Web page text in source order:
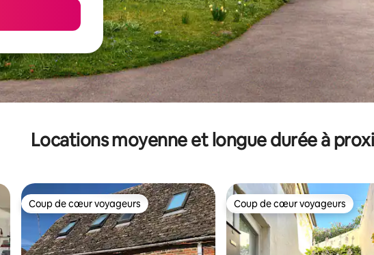
Locations moyenne et longue durée à
Coup de cœur voyageurs
Coup de cœur voyageurs Coup de cœur voyageurs
Coup de cœur voyageurs